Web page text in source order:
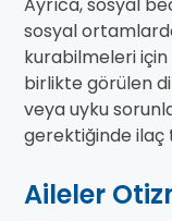
Ayrıca, sosyal
sosyal
kurabilmeleri
birlikte görülen
veya uyku
gerektiğinde ilaç
Aileler